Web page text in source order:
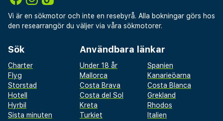
Vi är en sökmotor och inte en resebyrå. Alla bokningar görs hos
den researrangör du väljer via våra sökmotorer.
Sök
Charter
Flyg
Storstad
Hotell
Hyrbil
Sista minuten
Användbara länkar
Under 18 år
Spanien
Mallorca
Kanarieöarna
Costa Brava
Costa Blanca
Costa del Sol
Grekland
Kreta
Rhodos
Turkiet
Italien